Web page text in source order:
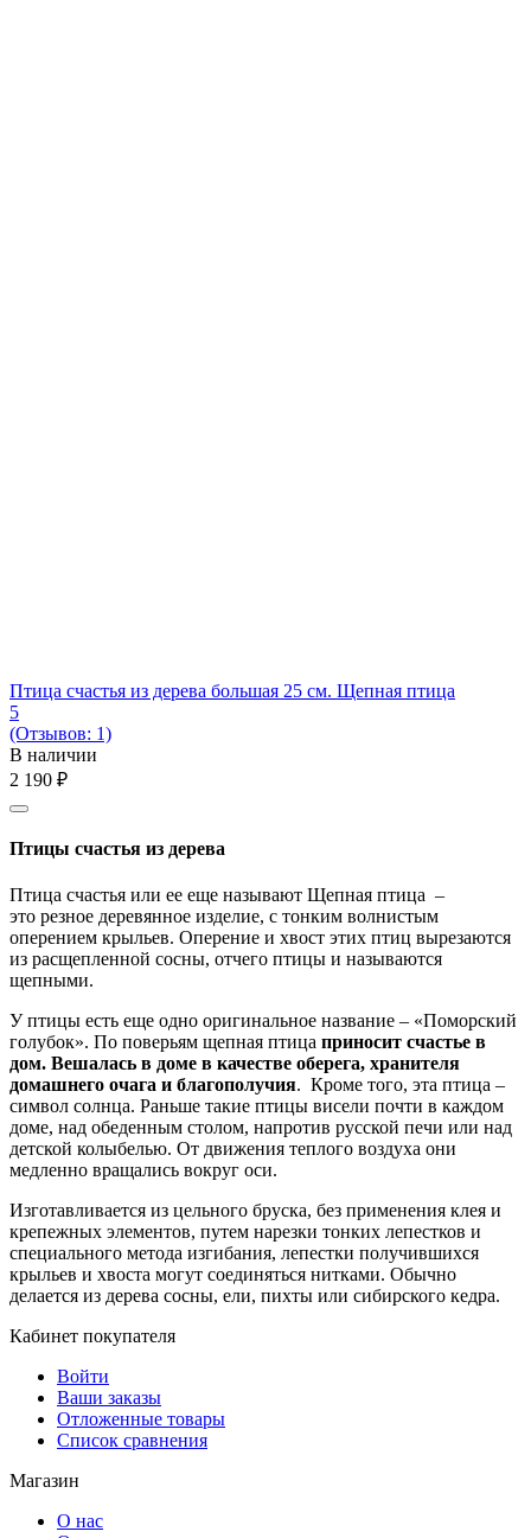
Птица счастья из дерева большая 25 см. Щепная птица
5
(Отзывов: 1)
В наличии
2 190 ₽
Птицы счастья из дерева
Птица счастья или ее еще называют Щепная птица –
это резное деревянное изделие, с тонким волнистым
оперением крыльев. Оперение и хвост этих птиц вырезаются
из расщепленной сосны, отчего птицы и называются
щепными.
У птицы есть еще одно оригинальное название – «Поморский
голубок». По поверьям щепная птица приносит счастье в
дом. Вешалась в доме в качестве оберега, хранителя
домашнего очага и благополучия. Кроме того, эта птица –
символ солнца. Раньше такие птицы висели почти в каждом
доме, над обеденным столом, напротив русской печи или над
детской колыбелью. От движения теплого воздуха они
медленно вращались вокруг оси.
Изготавливается из цельного бруска, без применения клея и
крепежных элементов, путем нарезки тонких лепестков и
специального метода изгибания, лепестки получившихся
крыльев и хвоста могут соединяться нитками. Обычно
делается из дерева сосны, ели, пихты или сибирского кедра.
Кабинет покупателя
Войти
Ваши заказы
Отложенные товары
Список сравнения
Магазин
О нас